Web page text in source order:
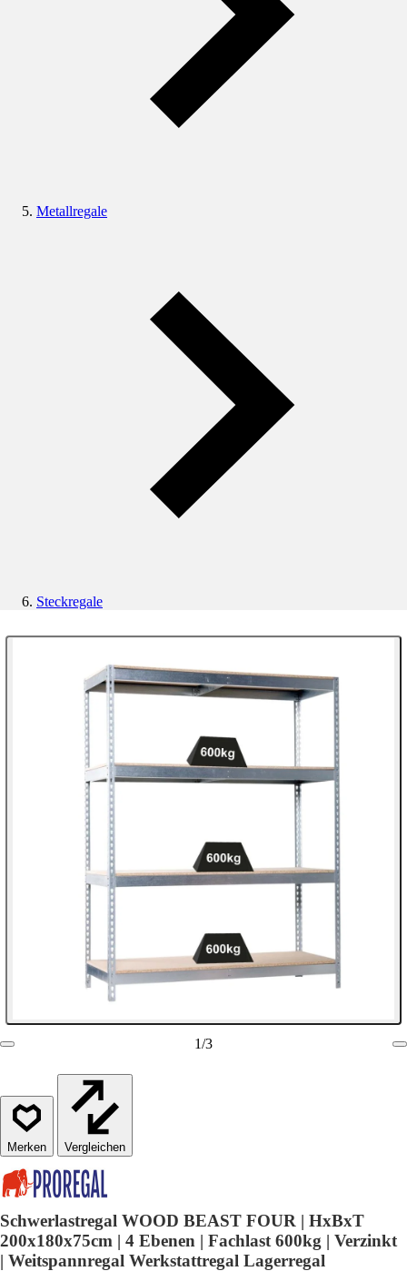
Metallregale
Steckregale
1/3
Vergleichen
Schwerlastregal WOOD BEAST FOUR | HxBxT
200x180x75cm | 4 Ebenen | Fachlast 600kg | Verzinkt
| Weitspannregal Werkstattregal Lagerregal